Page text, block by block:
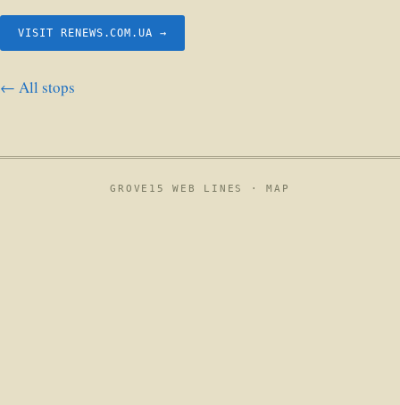
VISIT RENEWS.COM.UA →
← All stops
GROVE15 WEB LINES ·MAP